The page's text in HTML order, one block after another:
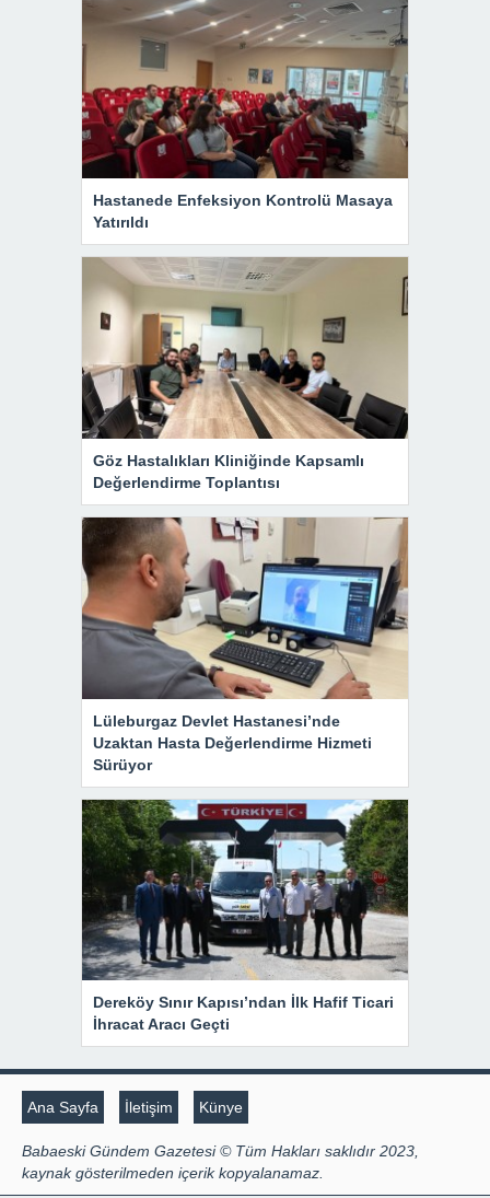
Hastanede Enfeksiyon Kontrolü Masaya
Yatırıldı
Göz Hastalıkları Kliniğinde Kapsamlı
Değerlendirme Toplantısı
Lüleburgaz Devlet Hastanesi’nde
Uzaktan Hasta Değerlendirme Hizmeti
Sürüyor
Dereköy Sınır Kapısı’ndan İlk Hafif Ticari
İhracat Aracı Geçti
Ana Sayfa İletişim Künye
Babaeski Gündem Gazetesi © Tüm Hakları saklıdır 2023,
kaynak gösterilmeden içerik kopyalanamaz.